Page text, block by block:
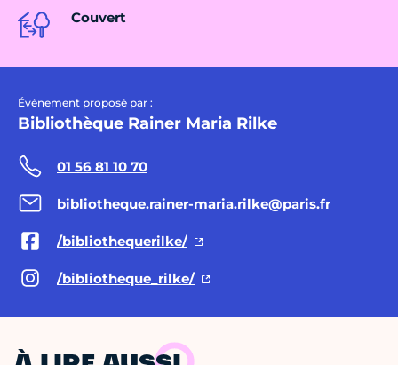
Couvert
Évènement proposé par :
Bibliothèque Rainer Maria Rilke
01 56 81 10 70
bibliotheque.rainer-maria.rilke@paris.fr
/bibliothequerilke/
/bibliotheque_rilke/